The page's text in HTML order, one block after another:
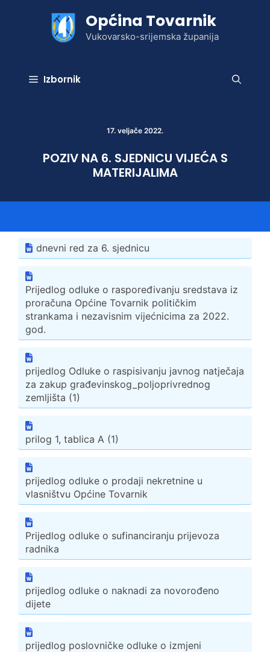
Općina Tovarnik
Vukovarsko-srijemska županija
Izbornik
17. veljače 2022.
POZIV NA 6. SJEDNICU VIJEĆA S
MATERIJALIMA
dnevni red za 6. sjednicu
Prijedlog odluke o raspoređivanju sredstava iz
proračuna Općine Tovarnik političkim
strankama i nezavisnim vijećnicima za 2022.
god.
prijedlog Odluke o raspisivanju javnog natječaja
za zakup građevinskog_poljoprivrednog
zemljišta (1)
prilog 1, tablica A (1)
prijedlog odluke o prodaji nekretnine u
vlasništvu Općine Tovarnik
Prijedlog odluke o sufinanciranju prijevoza
radnika
prijedlog odluke o naknadi za novorođeno
dijete
prijedlog poslovničke odluke o izmjeni